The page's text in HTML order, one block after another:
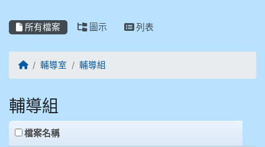
905鄭瑀安
906江彥臻
907張晏寧
908彭主豪
909林柏翰
所有檔案 圖示 列表
回首頁輔導室 輔導組
輔導組
clickAll
檔案名稱